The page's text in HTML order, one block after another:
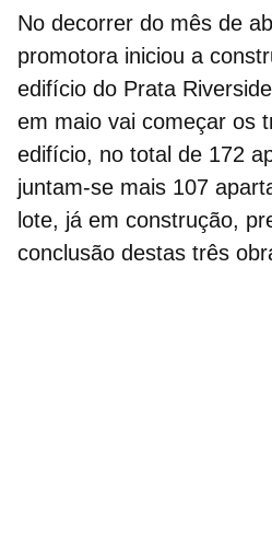
No decorrer do mês de
promotora iniciou a
edifício do Prata
em maio vai começar os
edifício, no total de 172
juntam-se mais 107
lote, já em construção,
conclusão destas três